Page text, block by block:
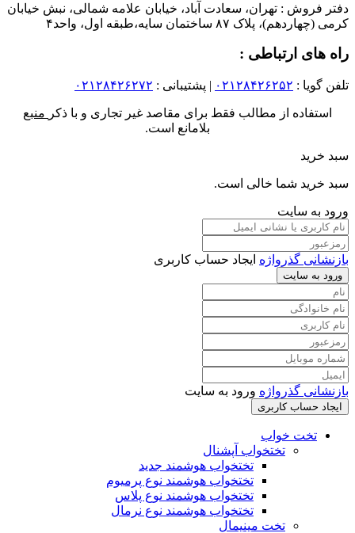
دفتر فروش : تهران، سعادت آباد، خیابان علامه شمالی، نبش خیابان
کرمی (چهاردهم)، پلاک ۸۷ ساختمان سایه،طبقه اول، واحد۴
راه های ارتباطی :
تلفن گویا : ۰۲۱۲۸۴۲۶۲۵۲ | پشتیبانی : ۰۲۱۲۸۴۲۶۲۷۲
استفاده از مطالب فقط برای مقاصد غیر تجاری و با ذکر منبع
بلامانع است.
سبد خرید
سبد خرید شما خالی است.
ورود به سایت
بازنشانی گذرواژه ایجاد حساب کاربری
ورود به سایت
بازنشانی گذرواژه ورود به سایت
ایجاد حساب کاربری
تخت خواب
تختخواب آپشنال
تختخواب هوشمند جدید
تختخواب هوشمند نوع پرمیوم
تختخواب هوشمند نوع پلاس
تختخواب هوشمند نوع نرمال
تخت مینیمال